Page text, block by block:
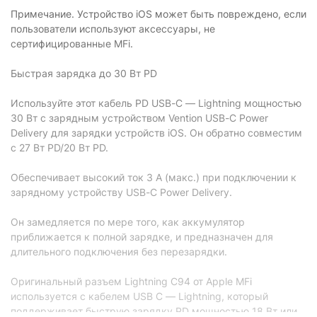
Примечание. Устройство iOS может быть повреждено, если
пользователи используют аксессуары, не
сертифицированные MFi.
Быстрая зарядка до 30 Вт PD
Используйте этот кабель PD USB-C — Lightning мощностью
30 Вт с зарядным устройством Vention USB-C Power
Delivery для зарядки устройств iOS. Он обратно совместим
с 27 Вт PD/20 Вт PD.
Обеспечивает высокий ток 3 А (макс.) при подключении к
зарядному устройству USB-C Power Delivery.
Он замедляется по мере того, как аккумулятор
приближается к полной зарядке, и предназначен для
длительного подключения без перезарядки.
Оригинальный разъем Lightning C94 от Apple MFi
используется с кабелем USB C — Lightning, который
поддерживает быструю зарядку PD мощностью 18 Вт или